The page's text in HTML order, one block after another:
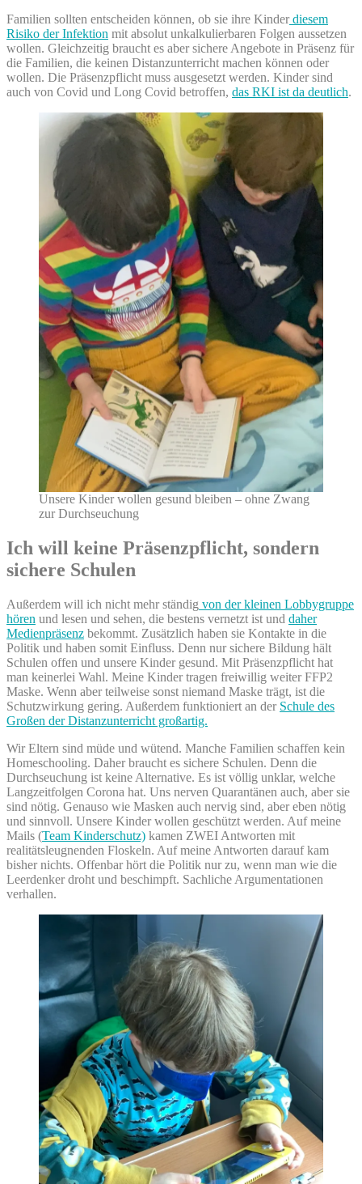
Familien sollten entscheiden können, ob sie ihre Kinderdiesem
Risiko der Infektion mit absolut unkalkulierbaren Folgen aussetzen
wollen. Gleichzeitig braucht es aber sichere Angebote in Präsenz für
die Familien, die keinen Distanzunterricht machen können oder
wollen. Die Präsenzpflicht muss ausgesetzt werden. Kinder sind
auch von Covid und Long Covid betroffen, das RKI ist da deutlich.
Unsere Kinder wollen gesund bleiben – ohne Zwang
zur Durchseuchung
Ich will keine Präsenzpflicht, sondern
sichere Schulen
Außerdem will ich nicht mehr ständig von der kleinen Lobbygruppe
hören und lesen und sehen, die bestens vernetzt ist und daher
Medienpräsenz bekommt. Zusätzlich haben sie Kontakte in die
Politik und haben somit Einfluss. Denn nur sichere Bildung hält
Schulen offen und unsere Kinder gesund. Mit Präsenzpflicht hat
man keinerlei Wahl. Meine Kinder tragen freiwillig weiter FFP2
Maske. Wenn aber teilweise sonst niemand Maske trägt, ist die
Schutzwirkung gering. Außerdem funktioniert an der Schule des
Großen der Distanzunterricht großartig.
Wir Eltern sind müde und wütend. Manche Familien schaffen kein
Homeschooling. Daher braucht es sichere Schulen. Denn die
Durchseuchung ist keine Alternative. Es ist völlig unklar, welche
Langzeitfolgen Corona hat. Uns nerven Quarantänen auch, aber sie
sind nötig. Genauso wie Masken auch nervig sind, aber eben nötig
und sinnvoll. Unsere Kinder wollen geschützt werden. Auf meine
Mails (Team Kinderschutz) kamen ZWEI Antworten mit
realitätsleugnenden Floskeln. Auf meine Antworten darauf kam
bisher nichts. Offenbar hört die Politik nur zu, wenn man wie die
Leerdenker droht und beschimpft. Sachliche Argumentationen
verhallen.